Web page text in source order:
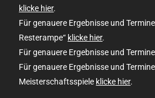
klicke hier.
Für genauere Ergebnisse und
Resterampe“ klicke hier.
Für genauere Ergebnisse und Termine
Für genauere Ergebnisse und
Meisterschaftsspiele klicke hier.